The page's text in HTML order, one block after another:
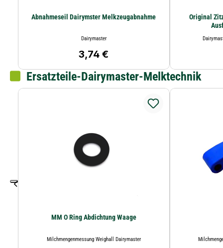
Abnahmeseil Dairymster Melkzeugabnahme
Dairymaster
Regulärer Preis:
3,74 €
Original
Ersatzteile-Dairymaster-Melktechnik
MM O Ring Abdichtung Waage
Milchmengenmessung Weighall Dairymaster